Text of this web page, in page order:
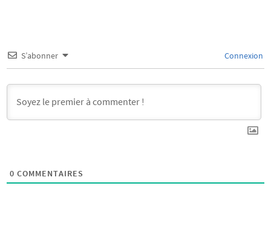
S’abonner Connexion
0 COMMENTAIRES